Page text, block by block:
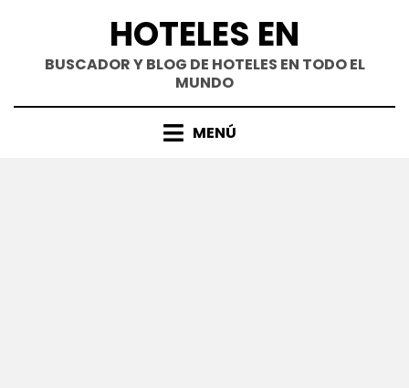
contenido
HOTELES EN
BUSCADOR Y BLOG DE HOTELES EN TODO EL
MUNDO
MENÚ